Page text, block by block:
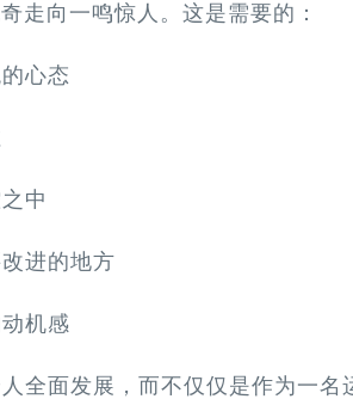
走向一鸣惊人。这是需要的：
心态
中
进的地方
机感
全面发展，而不仅仅是作为一名